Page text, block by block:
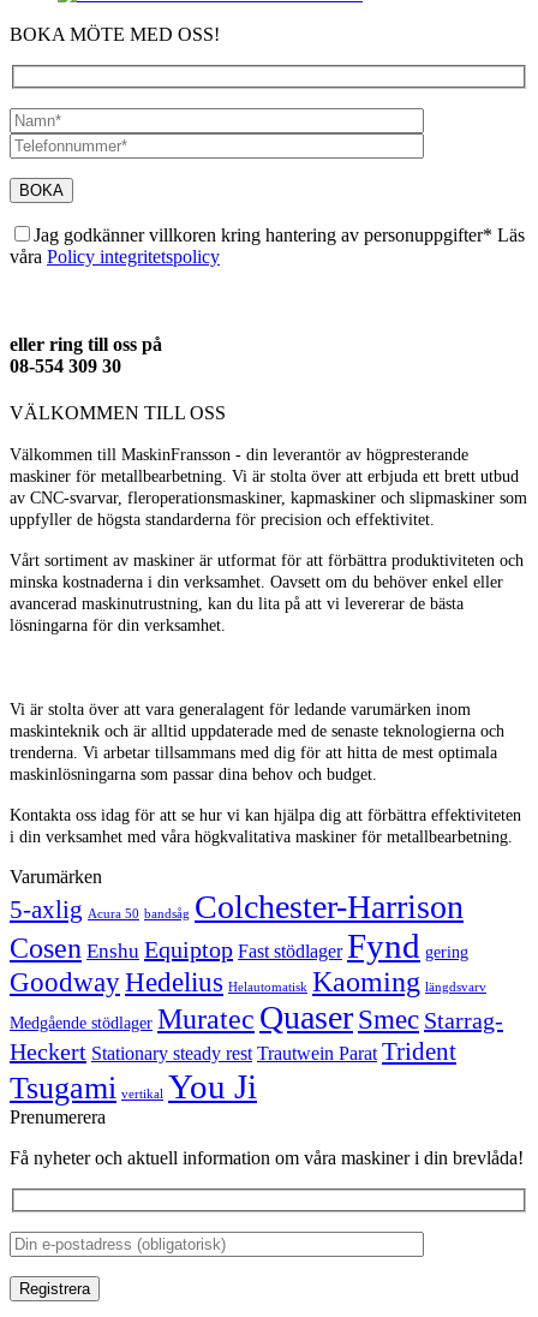
BOKA MÖTE MED OSS!
Jag godkänner villkoren kring hantering av personuppgifter* Läs
våra Policy integritetspolicy
eller ring till oss på
08-554 309 30
VÄLKOMMEN TILL OSS
Välkommen till MaskinFransson - din leverantör av högpresterande
maskiner för metallbearbetning. Vi är stolta över att erbjuda ett brett utbud
av CNC-svarvar, fleroperationsmaskiner, kapmaskiner och slipmaskiner som
uppfyller de högsta standarderna för precision och effektivitet.
Vårt sortiment av maskiner är utformat för att förbättra produktiviteten och
minska kostnaderna i din verksamhet. Oavsett om du behöver enkel eller
avancerad maskinutrustning, kan du lita på att vi levererar de bästa
lösningarna för din verksamhet.
Vi är stolta över att vara generalagent för ledande varumärken inom
maskinteknik och är alltid uppdaterade med de senaste teknologierna och
trenderna. Vi arbetar tillsammans med dig för att hitta de mest optimala
maskinlösningarna som passar dina behov och budget.
Kontakta oss idag för att se hur vi kan hjälpa dig att förbättra effektiviteten
i din verksamhet med våra högkvalitativa maskiner för metallbearbetning.
Varumärken
5-axlig Acura 50 bandsåg Colchester-Harrison
Cosen Enshu Equiptop Fast stödlager Fynd gering
GoodwayHedelius Helautomatisk Kaoming längdsvarv
Medgående stödlager Muratec QuaserSmec Starrag-
Heckert Stationary steady rest Trautwein Parat Trident
Tsugami vertikal You Ji
Prenumerera
Få nyheter och aktuell information om våra maskiner i din brevlåda!